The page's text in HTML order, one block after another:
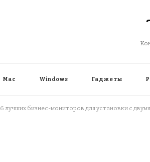
Mac Windows Гаджеты
6 лучших бизнес-мониторов для установки с